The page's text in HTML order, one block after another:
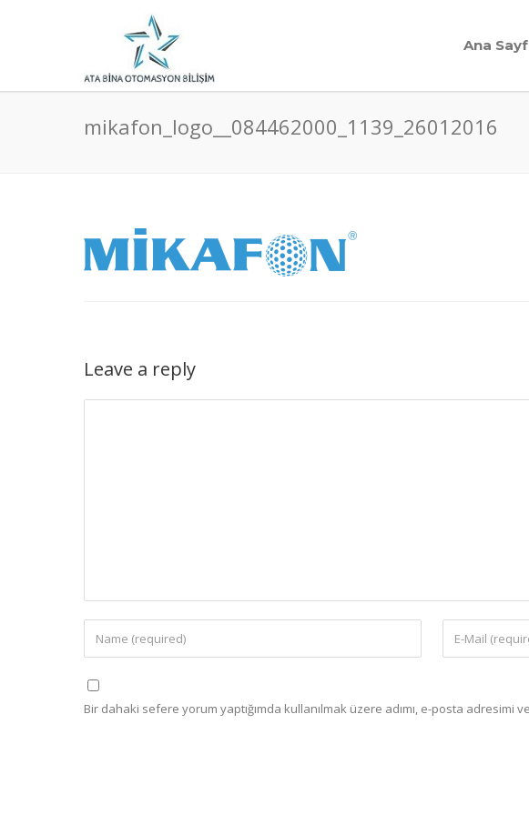
Ana
mikafon_logo__084462000_1139_26012016
Leave a reply
Bir dahaki sefere yorum yaptığımda kullanılmak üzere adımı, e-posta adresimi